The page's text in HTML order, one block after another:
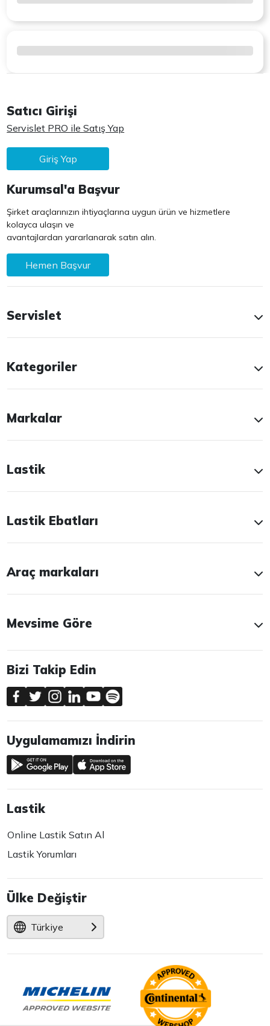
Satıcı Girişi
Servislet PRO ile Satış Yap
Giriş Yap
Kurumsal'a Başvur
Şirket araçlarınızın ihtiyaçlarına uygun ürün ve hizmetlere
kolayca ulaşın ve
avantajlardan yararlanarak satın alın.
Hemen Başvur
Servislet
Kategoriler
Markalar
Lastik
Lastik Ebatları
Araç markaları
Mevsime Göre
Bizi Takip Edin
Uygulamamızı İndirin
Lastik
Online Lastik Satın Al
Lastik Yorumları
Ülke Değiştir
Türkiye